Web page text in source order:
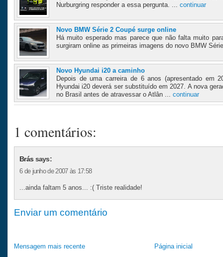
Nurburgring responder a essa pergunta. ... continuar
Novo BMW Série 2 Coupé surge online
Há muito esperado mas parece que não falta muito
surgiram online as primeiras imagens do novo BMW
Novo Hyundai i20 a caminho
Depois de uma carreira de 6 anos (apresentado em
Hyundai i20 deverá ser substituído em 2027. A nova
no Brasil antes de atravessar o Atlân ... continuar
1 comentários:
Brás says:
6 de junho de 2007 às 17:58
...ainda faltam 5 anos... :( Triste realidade!
Enviar um comentário
Mensagem mais recente Página inicial